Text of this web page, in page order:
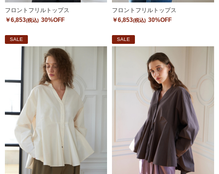
フロントフリルトップス
￥6,853(税込) 30%OFF
フロントフリルトップス
￥6,853(税込) 30%OFF
SALE SALE